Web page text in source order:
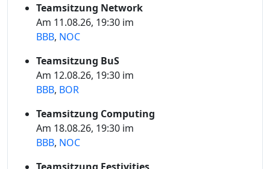
Teamsitzung Network
Am 11.08.26, 19:30 im
BBB, NOC
Teamsitzung BuS
Am 12.08.26, 19:30 im
BBB, BOR
Teamsitzung Computing
Am 18.08.26, 19:30 im
BBB, NOC
Teamsitzung Festivities